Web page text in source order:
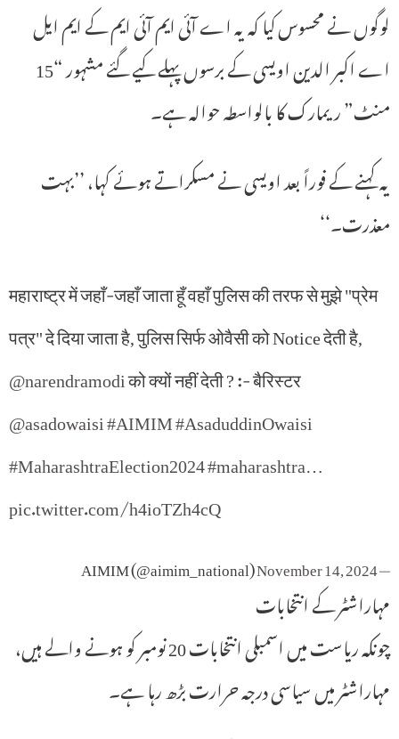
لوگوں نے محسوس کیا کہ یہ اے آئی ایم آئی ایم کے ایم ایل
اے اکبر الدین اویسی کے برسوں پہلے کیے گئے مشہور “15
منٹ” ریمارک کا بالواسطہ حوالہ ہے۔
یہ کہنے کے فوراً بعد اویسی نے مسکراتے ہوئے کہا، ’’بہت
معذرت۔‘‘
महाराष्ट्र में जहाँ-जहाँ जाता हूँ वहाँ पुलिस की तरफ से मुझे "प्रेम
पत्र" दे दिया जाता है, पुलिस सिर्फ ओवैसी को Notice देती है,
@narendramodiको क्यों नहीं देती ? :- बैरिस्टर
@asadowaisi#AIMIM#AsaduddinOwaisi
#MaharashtraElection2024#maharashtra…
pic.twitter.com/h4ioTZh4cQ
— AIMIM (@aimim_national)
November 14, 2024
مہاراشٹر کے انتخابات
چونکہ ریاست میں اسمبلی انتخابات 20 نومبر کو ہونے والے ہیں،
مہاراشٹر میں سیاسی درجہ حرارت بڑھ رہا ہے۔